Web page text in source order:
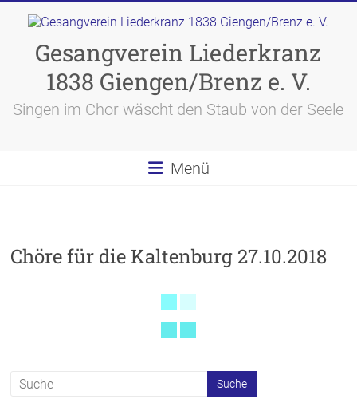
contentGesangverein Liederkranz
1838 Giengen/Brenz e. V.
Singen im Chor wäscht den Staub von der Seele
Menü
Chöre für die Kaltenburg 27.10.2018